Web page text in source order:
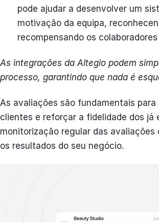
pode ajudar a desenvolver um
motivação da equipa,
recompensando os
As integrações da Altegio podem
processo, garantindo que nada é
As avaliações são fundamentais para
clientes e reforçar a fidelidade dos já
monitorização regular das avaliações
os resultados do seu negócio.